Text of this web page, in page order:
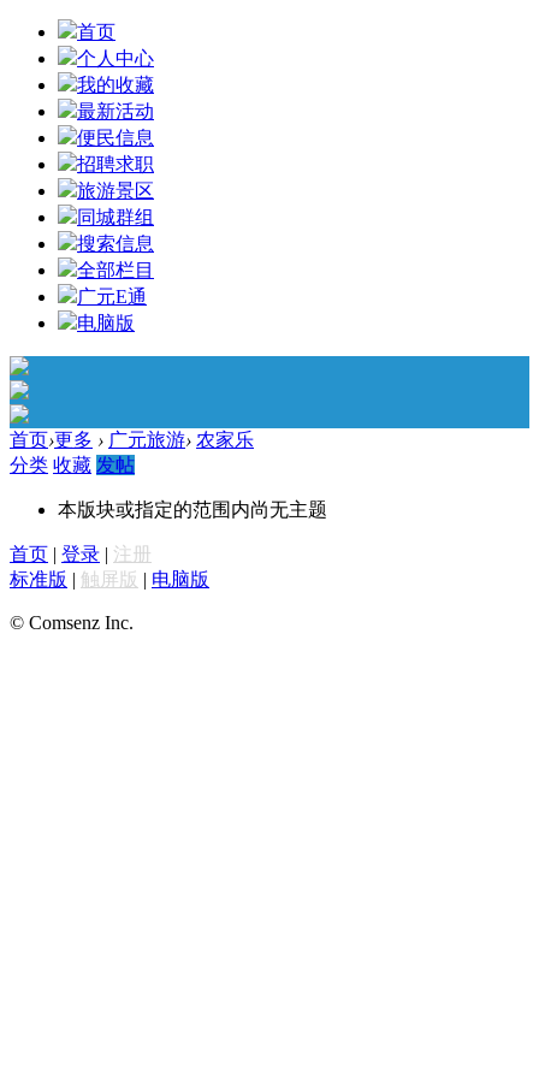
首页
个人中心
我的收藏
最新活动
便民信息
招聘求职
旅游景区
同城群组
搜索信息
全部栏目
广元E通
电脑版
首页›更多 › 广元旅游› 农家乐
分类 收藏 发帖
本版块或指定的范围内尚无主题
首页 | 登录 | 注册
标准版 | 触屏版 | 电脑版
© Comsenz Inc.